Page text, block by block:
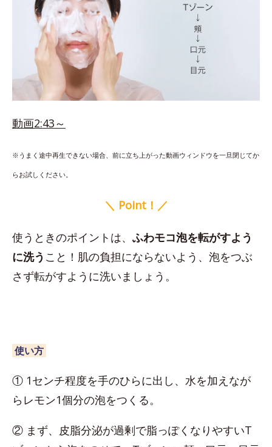
動画2:43～
※うまく途中再生できない場合、前に立ち上がった動画ウィンドウを一旦閉じてか
らお試しください。
＼ Point！／
使うときのポイントは、 ふわモコ泡を転がすよう
に洗う こと！肌の負担にならないよう、泡をつぶ
さず転がすように洗いましょう。
使い方
① 1センチ程度を手のひらに出し、水を加えなが
らレモン1個分の泡をつくる。
② まず、皮脂分泌が過剰で脂っぽくなりやすいT